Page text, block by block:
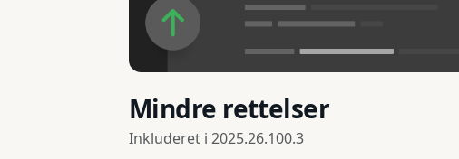
Mindre rettelser
Inkluderet i 2025.26.100.3